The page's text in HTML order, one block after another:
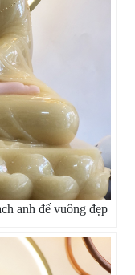
anh đế vuông đẹp